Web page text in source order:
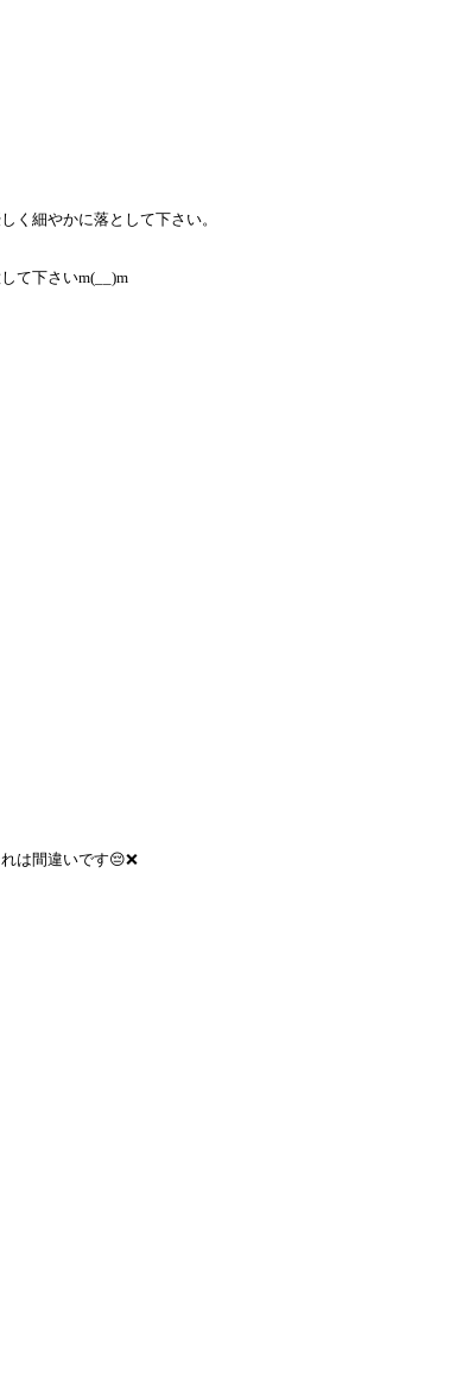
く細やかに落として下さい。
て下さいm(__)m
は間違いです😔❌